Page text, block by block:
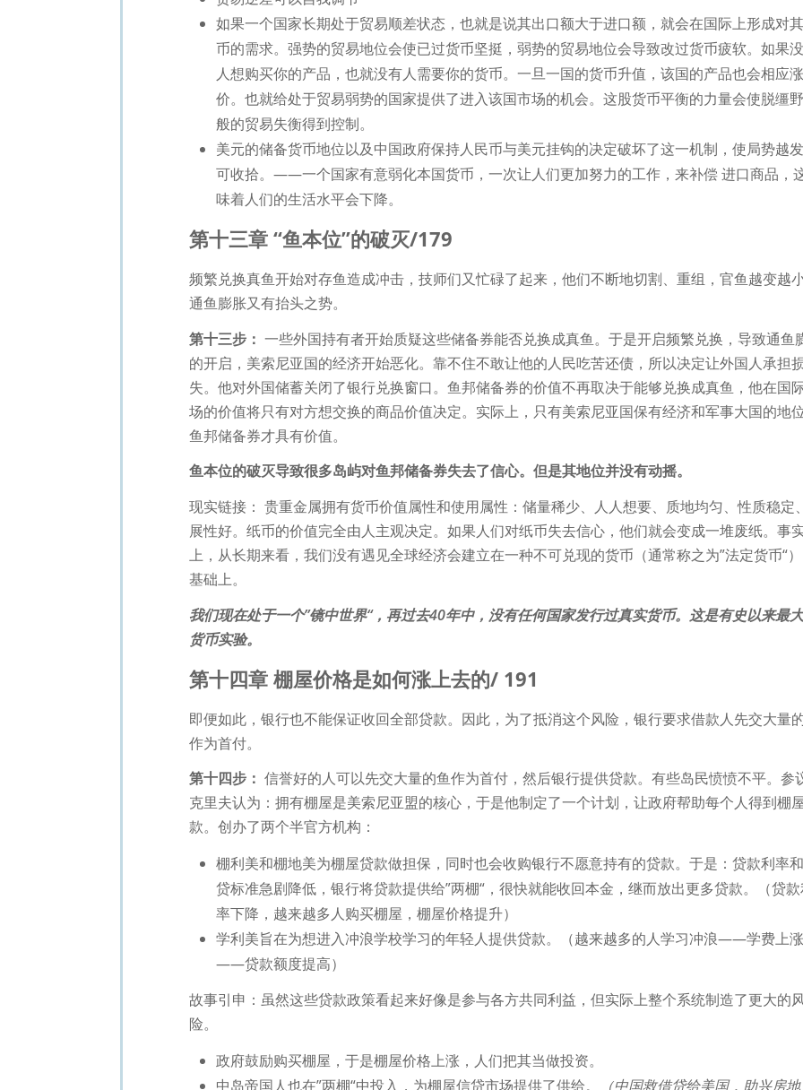
如果一个国家长期处于贸易顺差状态，也就是说其出口额大于进口额，就会在国际上形成对
币的需求。强势的贸易地位会使已过货币坚挺，弱势的贸易地位会导致改过货币疲软。如果
人想购买你的产品，也就没有人需要你的货币。一旦一国的货币升值，该国的产品也会相应涨
价。也就给处于贸易弱势的国家提供了进入该国市场的机会。这股货币平衡的力量会使脱缰
般的贸易失衡得到控制。
美元的储备货币地位以及中国政府保持人民币与美元挂钩的决定破坏了这一机制，使局势越
可收拾。——一个国家有意弱化本国货币，一次让人们更加努力的工作，来补偿 进口商品，
味着人们的生活水平会下降。
第十三章 “鱼本位”的破灭/179
频繁兑换真鱼开始对存鱼造成冲击，技师们又忙碌了起来，他们不断地切割、重组，官鱼越变越小
通鱼膨胀又有抬头之势。
第十三步： 一些外国持有者开始质疑这些储备券能否兑换成真鱼。于是开启频繁兑换，导致通鱼
的开启，美索尼亚国的经济开始恶化。靠不住不敢让他的人民吃苦还债，所以决定让外国人承担
失。他对外国储蓄关闭了银行兑换窗口。鱼邦储备券的价值不再取决于能够兑换成真鱼，他在国
场的价值将只有对方想交换的商品价值决定。实际上，只有美索尼亚国保有经济和军事大国的地位
鱼邦储备券才具有价值。
鱼本位的破灭导致很多岛屿对鱼邦储备券失去了信心。但是其地位并没有动摇。
现实链接： 贵重金属拥有货币价值属性和使用属性：储量稀少、人人想要、质地均匀、性质稳定
展性好。纸币的价值完全由人主观决定。如果人们对纸币失去信心，他们就会变成一堆废纸。事
上，从长期来看，我们没有遇见全球经济会建立在一种不可兑现的货币（通常称之为”法定货币“
基础上。
我们现在处于一个”镜中世界“，再过去40年中，没有任何国家发行过真实货币。这是有史以来最
货币实验。
第十四章 棚屋价格是如何涨上去的/ 191
即便如此，银行也不能保证收回全部贷款。因此，为了抵消这个风险，银行要求借款人先交大量
作为首付。
第十四步： 信誉好的人可以先交大量的鱼作为首付，然后银行提供贷款。有些岛民愤愤不平。参
克里夫认为：拥有棚屋是美索尼亚盟的核心，于是他制定了一个计划，让政府帮助每个人得到棚
款。创办了两个半官方机构：
棚利美和棚地美为棚屋贷款做担保，同时也会收购银行不愿意持有的贷款。于是：贷款利率
贷标准急剧降低，银行将贷款提供给”两棚“，很快就能收回本金，继而放出更多贷款。（贷款
率下降，越来越多人购买棚屋，棚屋价格提升）
学利美旨在为想进入冲浪学校学习的年轻人提供贷款。（越来越多的人学习冲浪——学费上涨
——贷款额度提高）
故事引申：虽然这些贷款政策看起来好像是参与各方共同利益，但实际上整个系统制造了更大的
险。
政府鼓励购买棚屋，于是棚屋价格上涨，人们把其当做投资。
中岛帝国人也在”两棚“中投入，为棚屋信贷市场提供了供给。
（中国救借贷给美国，助兴房地